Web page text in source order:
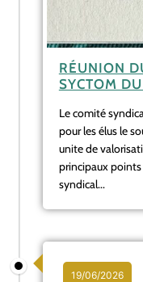
RÉUNION
SYCTOM
Le comité
pour les élus le
unite de
principaux points
syndical...
19/06/2026